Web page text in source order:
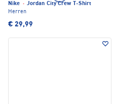
Nike · Jordan City Crew T-Shirt
Herren
€ 29,99